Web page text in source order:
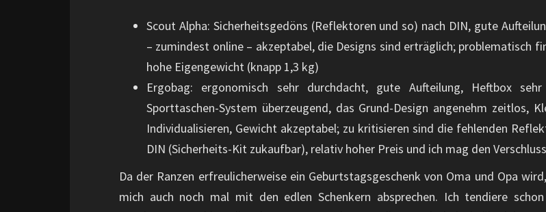
Scout Alpha: Sicherheitsgedöns (Reflektoren und so) nach DIN, gute
– zumindest online – akzeptabel, die Designs sind erträglich; problematisch
hohe Eigengewicht (knapp 1,3 kg)
Ergobag: ergonomisch sehr durchdacht, gute Aufteilung, Heftbox
Sporttaschen-System überzeugend, das Grund-Design angenehm zeitlos,
Individualisieren, Gewicht akzeptabel; zu kritisieren sind die fehlenden
DIN (Sicherheits-Kit zukaufbar), relativ hoher Preis und ich mag den
Da der Ranzen erfreulicherweise ein Geburtstagsgeschenk von Oma und Opa
mich auch noch mal mit den edlen Schenkern absprechen. Ich tendiere